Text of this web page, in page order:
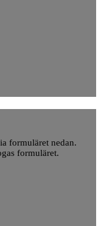
formuläret nedan.
formuläret.